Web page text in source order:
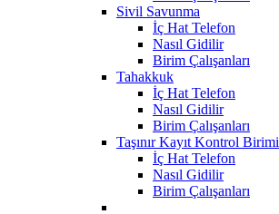
Sivil Savunma
İç Hat Telefon
Nasıl Gidilir
Birim Çalışanları
Tahakkuk
İç Hat Telefon
Nasıl Gidilir
Birim Çalışanları
Taşınır Kayıt Kontrol Birimi
İç Hat Telefon
Nasıl Gidilir
Birim Çalışanları